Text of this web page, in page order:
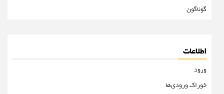
گوناگون
اطلاعات
ورود
خوراک ورودی‌ها